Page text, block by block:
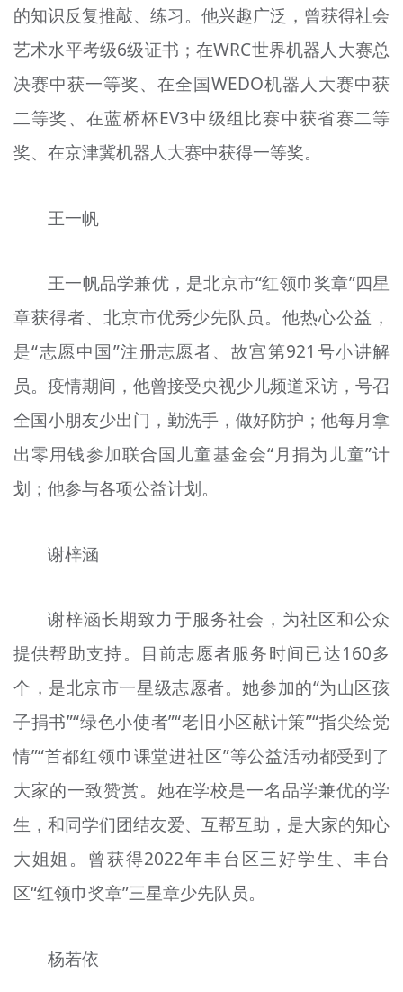
的知识反复推敲、练习。他兴趣广泛，曾获得社会
艺术水平考级6级证书；在WRC世界机器人大赛总
决赛中获一等奖、在全国WEDO机器人大赛中获
二等奖、在蓝桥杯EV3中级组比赛中获省赛二等
奖、在京津冀机器人大赛中获得一等奖。
王一帆
王一帆品学兼优，是北京市“红领巾奖章”四星
章获得者、北京市优秀少先队员。他热心公益，
是“志愿中国”注册志愿者、故宫第921号小讲解
员。疫情期间，他曾接受央视少儿频道采访，号召
全国小朋友少出门，勤洗手，做好防护；他每月拿
出零用钱参加联合国儿童基金会“月捐为儿童”计
划；他参与各项公益计划。
谢梓涵
谢梓涵长期致力于服务社会，为社区和公众
提供帮助支持。目前志愿者服务时间已达160多
个，是北京市一星级志愿者。她参加的“为山区孩
子捐书”“绿色小使者”“老旧小区献计策”“指尖绘党
情”“首都红领巾课堂进社区”等公益活动都受到了
大家的一致赞赏。她在学校是一名品学兼优的学
生，和同学们团结友爱、互帮互助，是大家的知心
大姐姐。曾获得2022年丰台区三好学生、丰台
区“红领巾奖章”三星章少先队员。
杨若依